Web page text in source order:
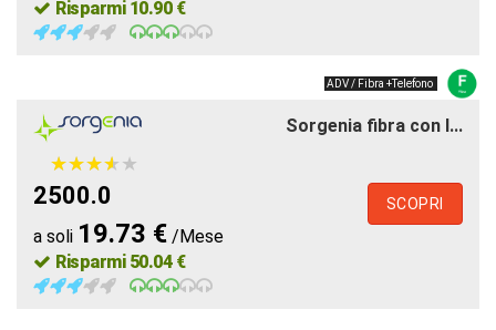
Risparmi 10.90 €
ADV / Fibra +Telefono
Sorgenia fibra con l...
★★★★★
★★★★★
2500.0
a soli 19.73 € /Mese
Risparmi 50.04 €
SCOPRI